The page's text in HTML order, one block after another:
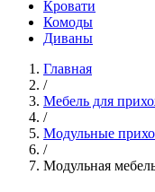
Кровати
Комоды
Диваны
Главная
/
Мебель для
/
Модульные
/
Модульная